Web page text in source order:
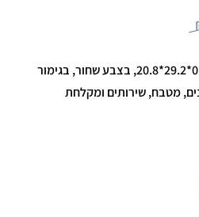
פסיפס זכוכית ווזלי 1.0*2.8 0.8*29.2*20.8, בצבע שחור, בגימור
מטבח, שירותים ומקלחת